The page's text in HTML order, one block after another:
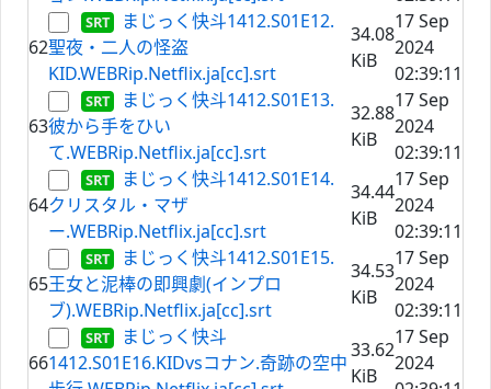
62
まじっく快斗1412.S01E12.
聖夜・二人の怪盗
KID.WEBRip.Netflix.ja[cc].srt
34.08
KiB
17 Sep
2024
02:39:11
63
まじっく快斗1412.S01E13.
彼から手をひい
て.WEBRip.Netflix.ja[cc].srt
32.88
KiB
17 Sep
2024
02:39:11
64
まじっく快斗1412.S01E14.
クリスタル・マザ
ー.WEBRip.Netflix.ja[cc].srt
34.44
KiB
17 Sep
2024
02:39:11
65
まじっく快斗1412.S01E15.
王女と泥棒の即興劇(インプロ
ブ).WEBRip.Netflix.ja[cc].srt
34.53
KiB
17 Sep
2024
02:39:11
66
まじっく快斗
1412.S01E16.KIDvsコナン.奇跡の空中
33.62
KiB
17 Sep
2024